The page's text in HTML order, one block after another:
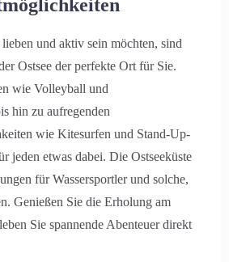
und aktiv sein möchten, sind
Ostsee der perfekte Ort für Sie.
wie Volleyball und
hin zu aufregenden
wie Kitesurfen und Stand-Up-
jeden etwas dabei. Die Ostseeküste
für Wassersportler und solche,
Genießen Sie die Erholung am
Sie spannende Abenteuer direkt